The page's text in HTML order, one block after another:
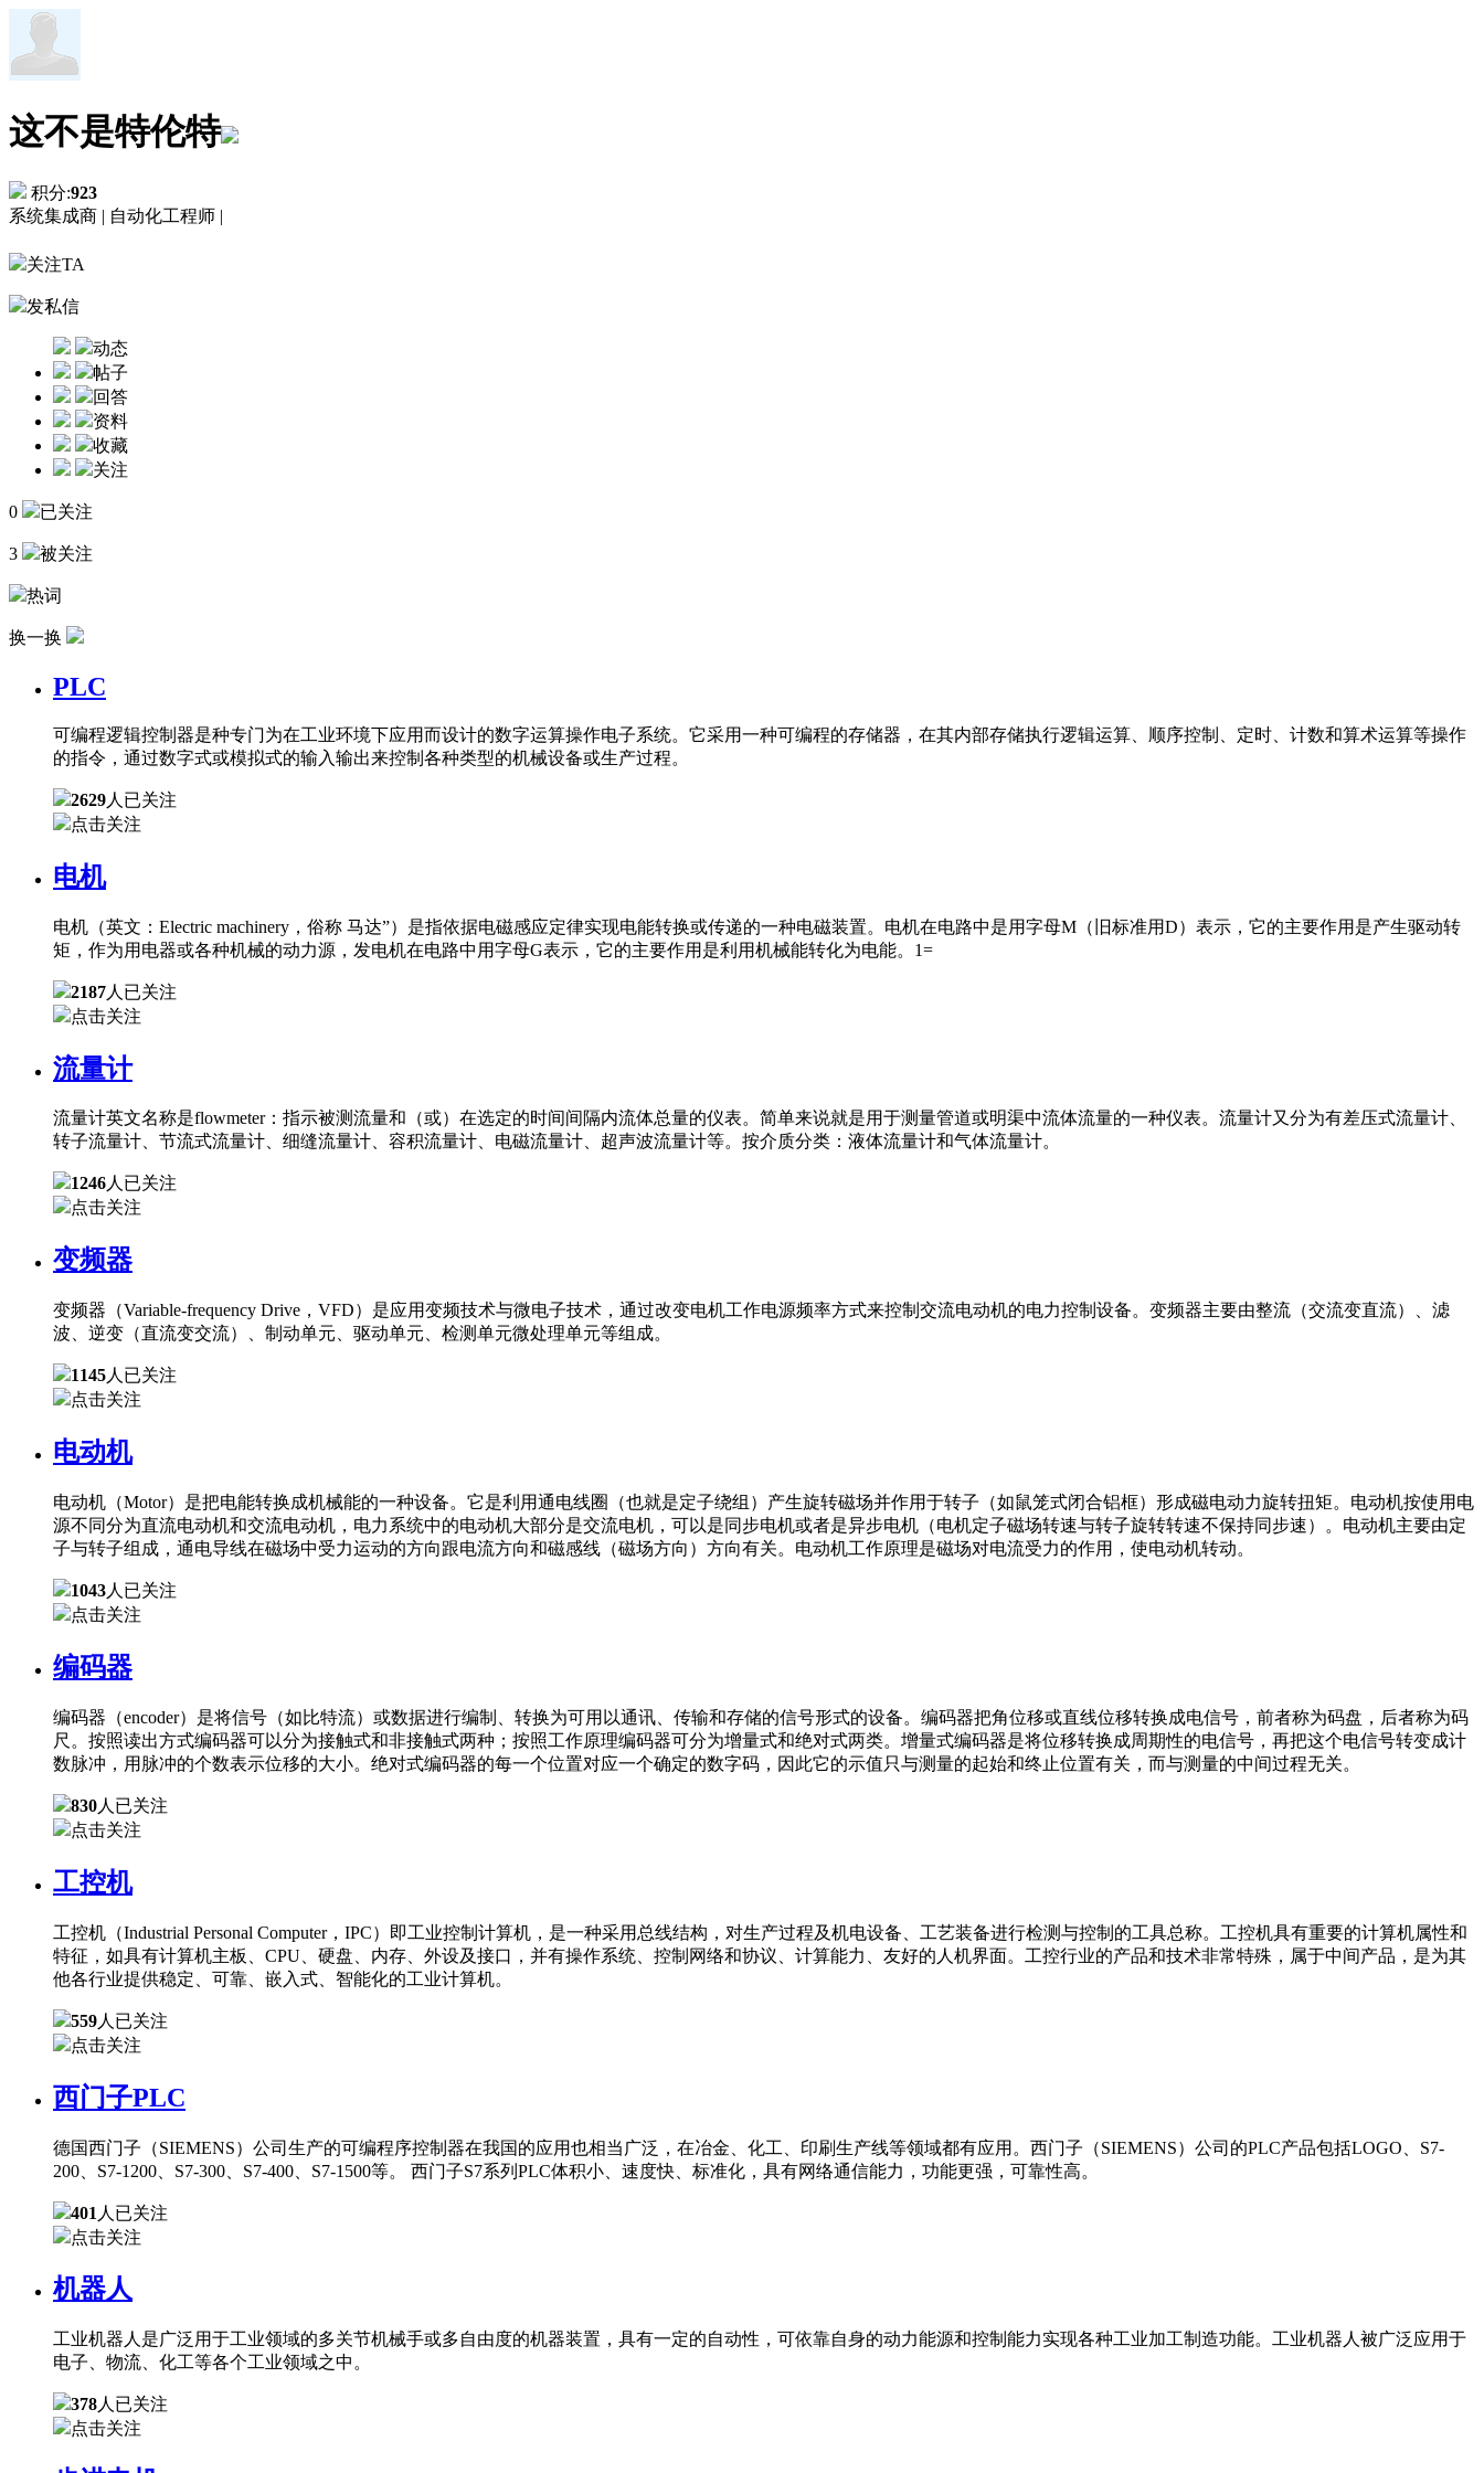
这不是特伦特
积分:923
系统集成商 | 自动化工程师 |
关注TA
发私信
动态
帖子
回答
资料
收藏
关注
0 已关注
3 被关注
热词
换一换
PLC
可编程逻辑控制器是种专门为在工业环境下应用而设计的数字运算操作电子系统。它采用一种可编程的存储器，在其内部存储执行逻辑运算、顺序控制、定时、计数和算术运算等操作
的指令，通过数字式或模拟式的输入输出来控制各种类型的机械设备或生产过程。
2629人已关注
点击关注
电机
电机（英文：Electric machinery，俗称 马达”）是指依据电磁感应定律实现电能转换或传递的一种电磁装置。电机在电路中是用字母M（旧标准用D）表示，它的主要作用是产生驱动转
矩，作为用电器或各种机械的动力源，发电机在电路中用字母G表示，它的主要作用是利用机械能转化为电能。1=
2187人已关注
点击关注
流量计
流量计英文名称是flowmeter：指示被测流量和（或）在选定的时间间隔内流体总量的仪表。简单来说就是用于测量管道或明渠中流体流量的一种仪表。流量计又分为有差压式流量计、
转子流量计、节流式流量计、细缝流量计、容积流量计、电磁流量计、超声波流量计等。按介质分类：液体流量计和气体流量计。
1246人已关注
点击关注
变频器
变频器（Variable-frequency Drive，VFD）是应用变频技术与微电子技术，通过改变电机工作电源频率方式来控制交流电动机的电力控制设备。变频器主要由整流（交流变直流）、滤
波、逆变（直流变交流）、制动单元、驱动单元、检测单元微处理单元等组成。
1145人已关注
点击关注
电动机
电动机（Motor）是把电能转换成机械能的一种设备。它是利用通电线圈（也就是定子绕组）产生旋转磁场并作用于转子（如鼠笼式闭合铝框）形成磁电动力旋转扭矩。电动机按使用电
源不同分为直流电动机和交流电动机，电力系统中的电动机大部分是交流电机，可以是同步电机或者是异步电机（电机定子磁场转速与转子旋转转速不保持同步速）。电动机主要由定
子与转子组成，通电导线在磁场中受力运动的方向跟电流方向和磁感线（磁场方向）方向有关。电动机工作原理是磁场对电流受力的作用，使电动机转动。
1043人已关注
点击关注
编码器
编码器（encoder）是将信号（如比特流）或数据进行编制、转换为可用以通讯、传输和存储的信号形式的设备。编码器把角位移或直线位移转换成电信号，前者称为码盘，后者称为码
尺。按照读出方式编码器可以分为接触式和非接触式两种；按照工作原理编码器可分为增量式和绝对式两类。增量式编码器是将位移转换成周期性的电信号，再把这个电信号转变成计
数脉冲，用脉冲的个数表示位移的大小。绝对式编码器的每一个位置对应一个确定的数字码，因此它的示值只与测量的起始和终止位置有关，而与测量的中间过程无关。
830人已关注
点击关注
工控机
工控机（Industrial Personal Computer，IPC）即工业控制计算机，是一种采用总线结构，对生产过程及机电设备、工艺装备进行检测与控制的工具总称。工控机具有重要的计算机属性和
特征，如具有计算机主板、CPU、硬盘、内存、外设及接口，并有操作系统、控制网络和协议、计算能力、友好的人机界面。工控行业的产品和技术非常特殊，属于中间产品，是为其
他各行业提供稳定、可靠、嵌入式、智能化的工业计算机。
559人已关注
点击关注
西门子PLC
德国西门子（SIEMENS）公司生产的可编程序控制器在我国的应用也相当广泛，在冶金、化工、印刷生产线等领域都有应用。西门子（SIEMENS）公司的PLC产品包括LOGO、S7-
200、S7-1200、S7-300、S7-400、S7-1500等。 西门子S7系列PLC体积小、速度快、标准化，具有网络通信能力，功能更强，可靠性高。
401 人已关注
点击关注
机器人
工业机器人是广泛用于工业领域的多关节机械手或多自由度的机器装置，具有一定的自动性，可依靠自身的动力能源和控制能力实现各种工业加工制造功能。工业机器人被广泛应用于
电子、物流、化工等各个工业领域之中。
378人已关注
点击关注